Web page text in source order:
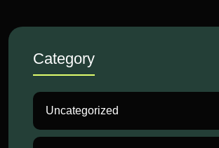
Category
Uncategorized